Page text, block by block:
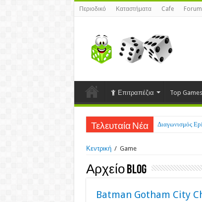
Περιοδικό Καταστήματα Cafe Forum
Επιτραπέζια Top Games
Τελευταία Νέα Διαγωνισμός
Κεντρική / Game
Αρχείο Blog
Batman Gotham City